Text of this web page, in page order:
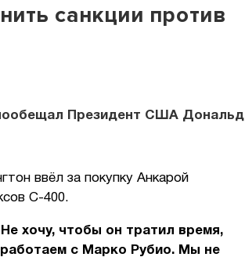
санкции против
Президент США Дональд
ввёл за покупку Анкарой
С-400.
хочу, чтобы он тратил время,
с Марко Рубио. Мы не